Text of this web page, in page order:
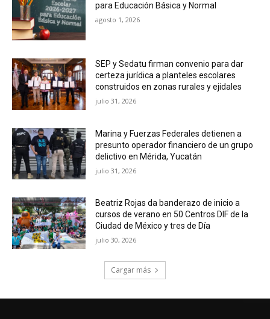
para Educación Básica y Normal
agosto 1, 2026
SEP y Sedatu firman convenio para dar
certeza jurídica a planteles escolares
construidos en zonas rurales y ejidales
julio 31, 2026
Marina y Fuerzas Federales detienen a
presunto operador financiero de un grupo
delictivo en Mérida, Yucatán
julio 31, 2026
Beatriz Rojas da banderazo de inicio a
cursos de verano en 50 Centros DIF de la
Ciudad de México y tres de Día
julio 30, 2026
Cargar más